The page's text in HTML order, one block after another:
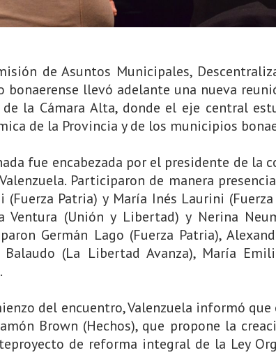
de Asuntos Municipales,
bonaerense llevó adelante una nueva
de la Cámara Alta, donde el eje central
de la Provincia y de los municipios
fue encabezada por el presidente de la
Participaron de manera
(Fuerza Patria) y María Inés Laurini
Ventura (Unión y Libertad) y Nerina
Germán Lago (Fuerza Patria),
Balaudo (La Libertad Avanza), María
del encuentro, Valenzuela informó
Brown (Hechos), que propone la
de reforma integral de la Ley